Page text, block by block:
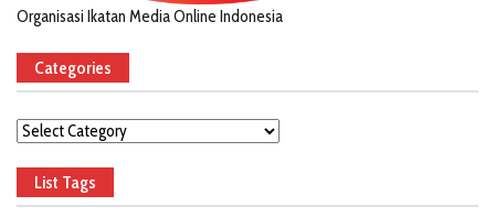
Organisasi Ikatan Media Online Indonesia
Categories
Categories
List Tags